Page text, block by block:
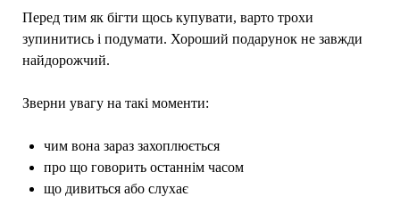
Перед тим як бігти щось купувати, варто трохи
зупинитись і подумати. Хороший подарунок не завжди
найдорожчий.
Зверни увагу на такі моменти:
чим вона зараз захоплюється
про що говорить останнім часом
що дивиться або слухає